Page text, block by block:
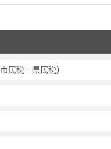
民税・県民税）